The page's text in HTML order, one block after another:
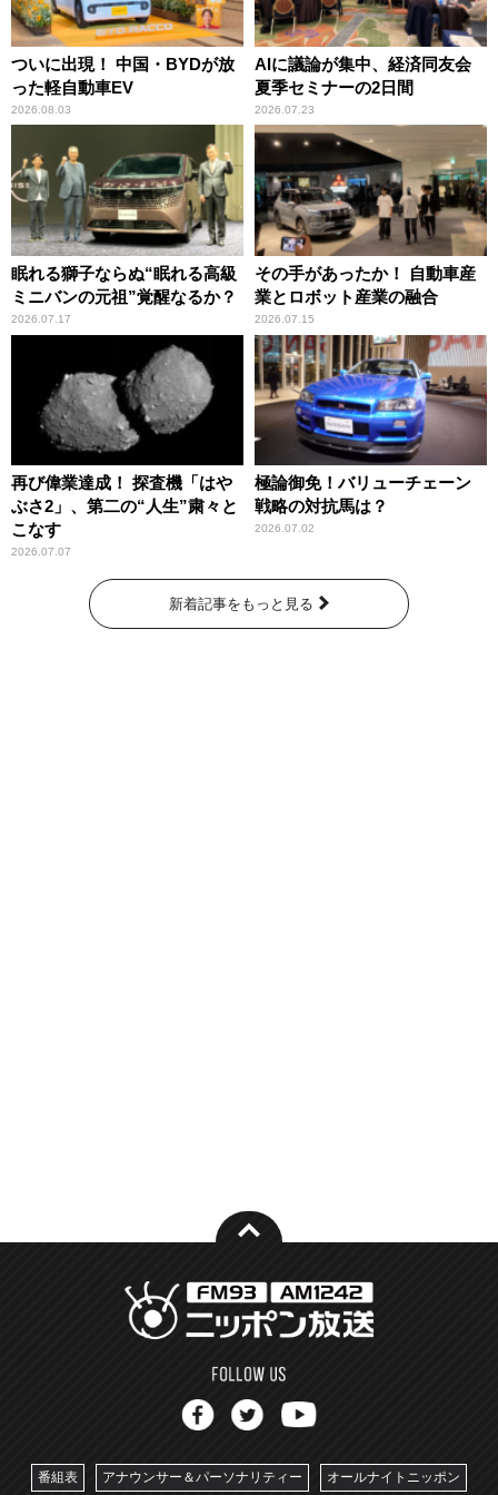
ついに出現！ 中国・BYDが放
った軽自動車EV
2026.08.03
AIに議論が集中、経済同友会
夏季セミナーの2日間
2026.07.23
眠れる獅子ならぬ“眠れる高級
ミニバンの元祖”覚醒なるか？
2026.07.17
その手があったか！ 自動車産
業とロボット産業の融合
2026.07.15
再び偉業達成！ 探査機「はや
ぶさ2」、第二の“人生”粛々と
こなす
2026.07.07
極論御免！バリューチェーン
戦略の対抗馬は？
2026.07.02
新着記事をもっと見る
番組表 アナウンサー＆パーソナリティー オールナイトニッポン